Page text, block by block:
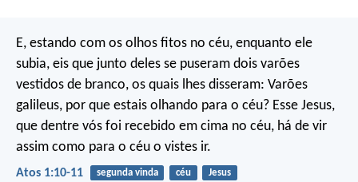
E, estando com os olhos fitos no céu, enquanto ele
subia, eis que junto deles se puseram dois varões
vestidos de branco, os quais lhes disseram: Varões
galileus, por que estais olhando para o céu? Esse Jesus,
que dentre vós foi recebido em cima no céu, há de vir
assim como para o céu o vistes ir.
Atos 1:10-11 segunda vinda céu Jesus